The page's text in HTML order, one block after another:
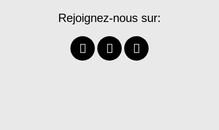
Rejoignez-nous sur: